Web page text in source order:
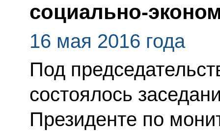
социально-
16 мая 2016 года
Под
состоялось
Президенте по